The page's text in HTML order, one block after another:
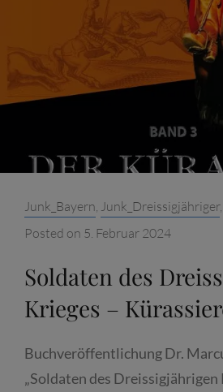
Categories:
Junk_Bayern, Junk_Dreissigjähriger,
Posted on 5. Februar 2024
Soldaten des
Krieges –
Buchveröffentlichung Dr.
„Soldaten des Dreissigjährigen